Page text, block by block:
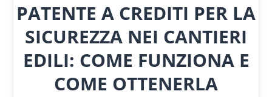
PATENTE A CREDITI PER LA
SICUREZZA NEI CANTIERI
EDILI: COME FUNZIONA E
COME OTTENERLA